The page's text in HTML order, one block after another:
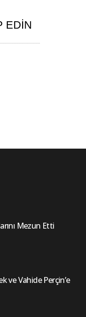
EDIN
Mezun Etti
ve Vahide Perçin’e